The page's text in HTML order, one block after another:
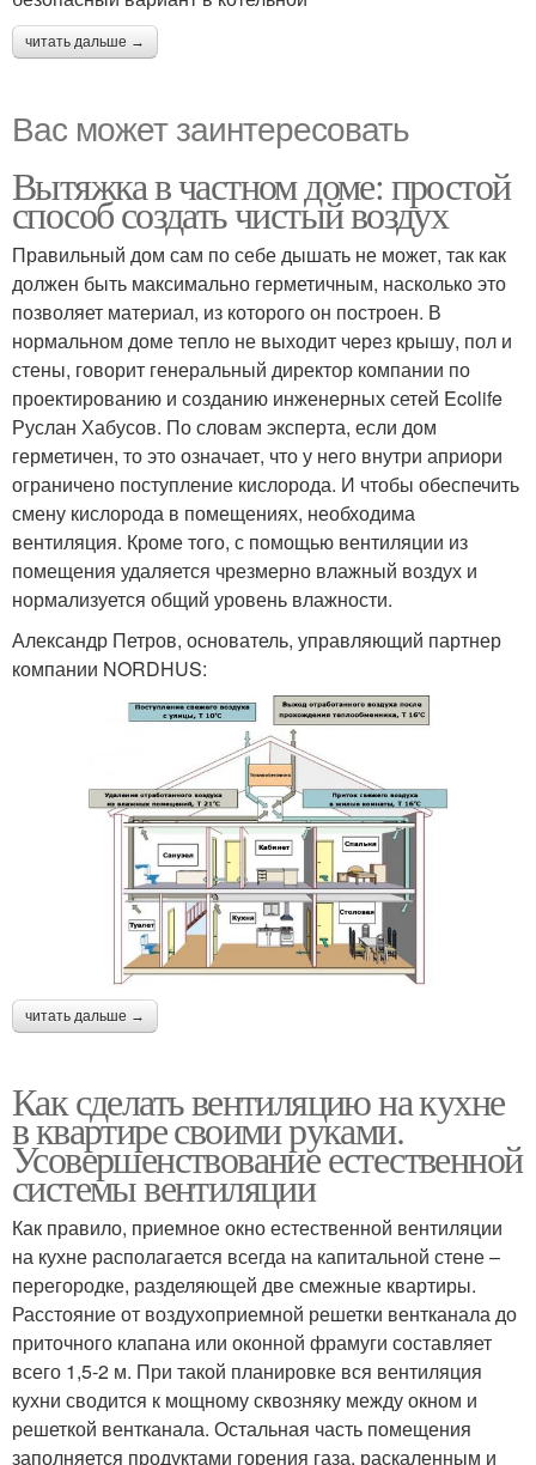
читать дальше →
Вас может заинтересовать
Вытяжка в частном доме: простой
способ создать чистый воздух
Правильный дом сам по себе дышать не может, так как
должен быть максимально герметичным, насколько это
позволяет материал, из которого он построен. В
нормальном доме тепло не выходит через крышу, пол и
стены, говорит генеральный директор компании по
проектированию и созданию инженерных сетей Ecolife
Руслан Хабусов. По словам эксперта, если дом
герметичен, то это означает, что у него внутри априори
ограничено поступление кислорода. И чтобы обеспечить
смену кислорода в помещениях, необходима
вентиляция. Кроме того, с помощью вентиляции из
помещения удаляется чрезмерно влажный воздух и
нормализуется общий уровень влажности.
Александр Петров, основатель, управляющий партнер
компании NORDHUS:
читать дальше →
Как сделать вентиляцию на кухне
в квартире своими руками.
Усовершенствование естественной
системы вентиляции
Как правило, приемное окно естественной вентиляции
на кухне располагается всегда на капитальной стене –
перегородке, разделяющей две смежные квартиры.
Расстояние от воздухоприемной решетки вентканала до
приточного клапана или оконной фрамуги составляет
всего 1,5-2 м. При такой планировке вся вентиляция
кухни сводится к мощному сквозняку между окном и
решеткой вентканала. Остальная часть помещения
заполняется продуктами горения газа, раскаленным и